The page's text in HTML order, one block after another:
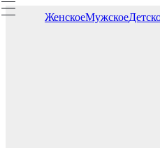
ЖенскоеМужское